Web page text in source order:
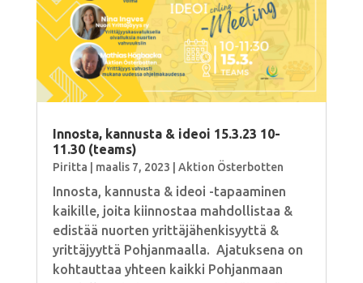
Innosta, kannusta & ideoi 15.3.23 10-
11.30 (teams)
Piritta maalis 7, 2023 Aktion Österbotten
Innosta, kannusta & ideoi -tapaaminen
kaikille, joita kiinnostaa mahdollistaa &
edistää nuorten yrittäjähenkisyyttä &
yrittäjyyttä Pohjanmaalla. Ajatuksena on
kohtauttaa yhteen kaikki Pohjanmaan